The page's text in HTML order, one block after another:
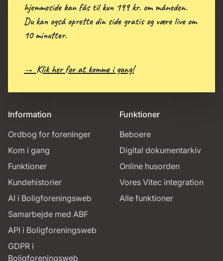
Information
Ordbog for foreninger
Kom i gang
Funktioner
Kundehistorier
AI i Boligforeningsweb
Samarbejde med ABF
API i Boligforeningsweb
GDPR i
Boligforeningsweb
Funktioner
Beboere
Digital dokumentarkiv
Online husorden
Vores Vitec integration
Alle funktioner
hjemmeside kan fås til kun 199 kr. om måneden.
Du kan også oprette din side gratis og være live om
10 minutter.
→ Klik her for at komme i gang!